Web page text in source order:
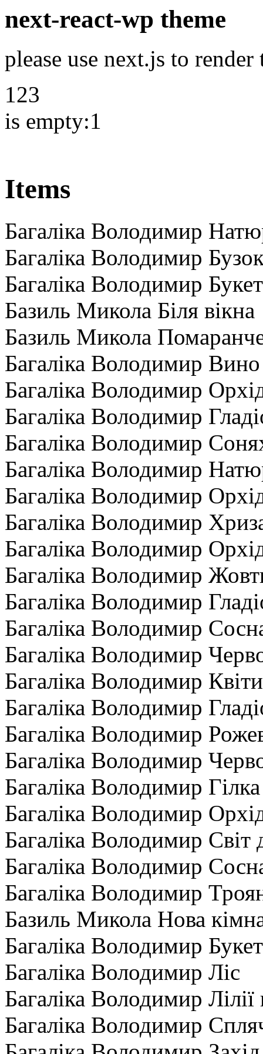
next-react-wp theme
please use next.js to render
123
is empty:1
Items
Багаліка Володимир
Багаліка Володимир
Багаліка Володимир
Базиль Микола Біля вікна
Базиль Микола
Багаліка Володимир
Багаліка Володимир
Багаліка Володимир
Багаліка Володимир
Багаліка Володимир
Багаліка Володимир
Багаліка Володимир
Багаліка Володимир
Багаліка Володимир
Багаліка Володимир
Багаліка Володимир
Багаліка Володимир
Багаліка Володимир Квіти
Багаліка Володимир
Багаліка Володимир
Багаліка Володимир
Багаліка Володимир Гілка
Багаліка Володимир
Багаліка Володимир Світ
Багаліка Володимир
Багаліка Володимир
Базиль Микола Нова
Багаліка Володимир
Багаліка Володимир Ліс
Багаліка Володимир
Багаліка Володимир